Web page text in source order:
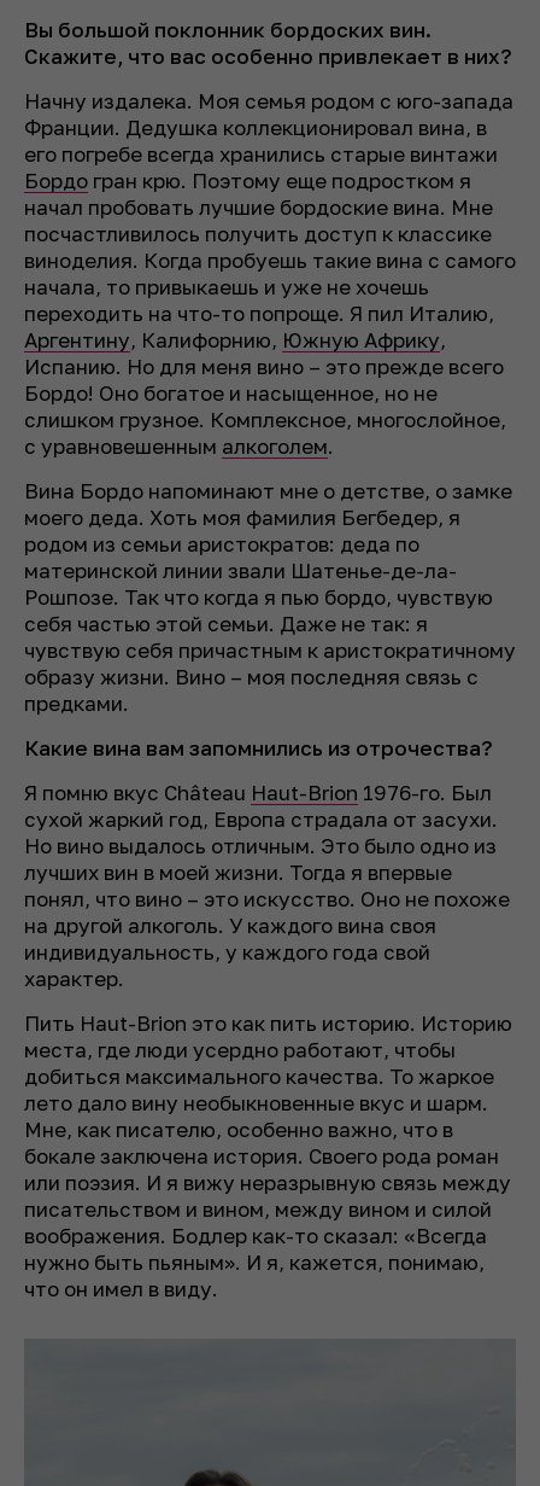
Вы большой поклонник бордоских вин.
Скажите, что вас особенно привлекает в них?
Начну издалека. Моя семья родом с юго-запада
Франции. Дедушка коллекционировал вина, в
его погребе всегда хранились старые винтажи
Бордо гран крю. Поэтому еще подростком я
начал пробовать лучшие бордоские вина. Мне
посчастливилось получить доступ к классике
виноделия. Когда пробуешь такие вина с самого
начала, то привыкаешь и уже не хочешь
переходить на что-то попроще. Я пил Италию,
Аргентину, Калифорнию, Южную Африку,
Испанию. Но для меня вино – это прежде всего
Бордо! Оно богатое и насыщенное, но не
слишком грузное. Комплексное, многослойное,
с уравновешенным алкоголем.
Вина Бордо напоминают мне о детстве, о замке
моего деда. Хоть моя фамилия Бегбедер, я
родом из семьи аристократов: деда по
материнской линии звали Шатенье-де-ла-
Рошпозе. Так что когда я пью бордо, чувствую
себя частью этой семьи. Даже не так: я
чувствую себя причастным к аристократичному
образу жизни. Вино – моя последняя связь с
предками.
Какие вина вам запомнились из отрочества?
Я помню вкус Château Haut-Brion 1976-го. Был
сухой жаркий год, Европа страдала от засухи.
Но вино выдалось отличным. Это было одно из
лучших вин в моей жизни. Тогда я впервые
понял, что вино – это искусство. Оно не похоже
на другой алкоголь. У каждого вина своя
индивидуальность, у каждого года свой
характер.
Пить Haut-Brion это как пить историю. Историю
места, где люди усердно работают, чтобы
добиться максимального качества. То жаркое
лето дало вину необыкновенные вкус и шарм.
Мне, как писателю, особенно важно, что в
бокале заключена история. Своего рода роман
или поэзия. И я вижу неразрывную связь между
писательством и вином, между вином и силой
воображения. Бодлер как-то сказал: «Всегда
нужно быть пьяным». И я, кажется, понимаю,
что он имел в виду.